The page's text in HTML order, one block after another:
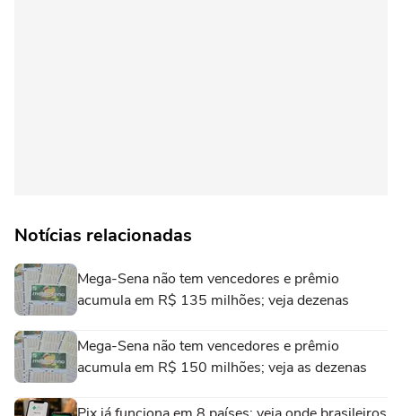
Notícias relacionadas
Mega-Sena não tem vencedores e prêmio
acumula em R$ 135 milhões; veja dezenas
Mega-Sena não tem vencedores e prêmio
acumula em R$ 150 milhões; veja as dezenas